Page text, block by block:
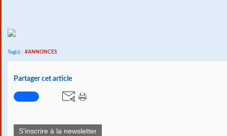
Tag(s) : #ANNONCES
Partager cet article
S'inscrire à la newsletter